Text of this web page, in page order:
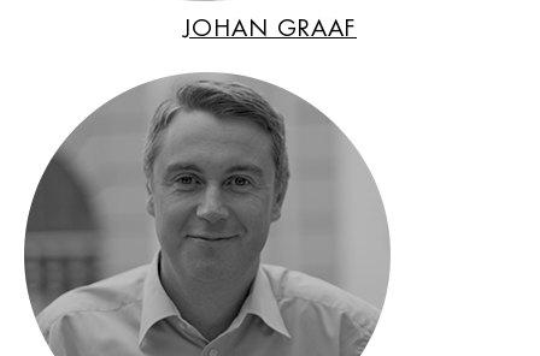
JOHAN GRAAF